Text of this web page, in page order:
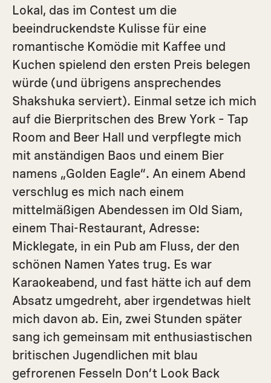
Lokal, das im Contest um die
beeindruckendste Kulisse für eine
romantische Komödie mit Kaffee und
Kuchen spielend den ersten Preis belegen
würde (und übrigens ansprechendes
Shakshuka serviert). Einmal setze ich mich
auf die Bierpritschen des Brew York – Tap
Room and Beer Hall und verpflegte mich
mit anständigen Baos und einem Bier
namens „Golden Eagle“. An einem Abend
verschlug es mich nach einem
mittelmäßigen Abendessen im Old Siam,
einem Thai-Restaurant, Adresse:
Micklegate, in ein Pub am Fluss, der den
schönen Namen Yates trug. Es war
Karaokeabend, und fast hätte ich auf dem
Absatz umgedreht, aber irgendetwas hielt
mich davon ab. Ein, zwei Stunden später
sang ich gemeinsam mit enthusiastischen
britischen Jugendlichen mit blau
gefrorenen Fesseln Don’t Look Back